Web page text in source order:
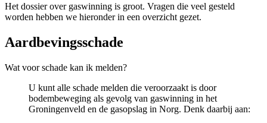
Het dossier over gaswinning is groot. Vragen die veel gesteld
worden hebben we hieronder in een overzicht gezet.
Aardbevingsschade
Wat voor schade kan ik melden?
U kunt alle schade melden die veroorzaakt is door
bodembeweging als gevolg van gaswinning in het
Groningenveld en de gasopslag in Norg. Denk daarbij aan: